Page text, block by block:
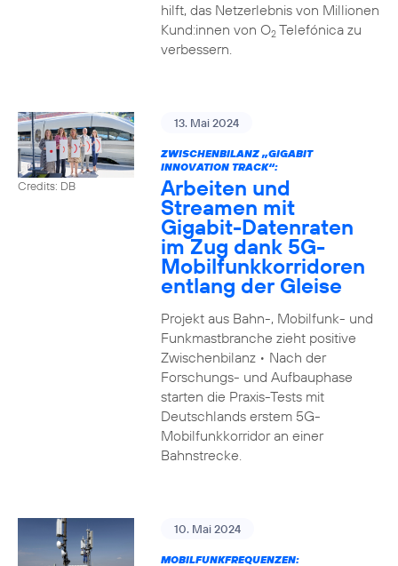
hilft, das Netzerlebnis von Millionen
Kund:innen von O2Telefónica zu
verbessern.
Credits: DB
13. Mai 2024
ZWISCHENBILANZ „GIGABIT
INNOVATION TRACK“:
Arbeiten und
Streamen mit
Gigabit-Datenraten
im Zug dank 5G-
Mobilfunkkorridoren
entlang der Gleise
Projekt aus Bahn-, Mobilfunk- und
Funkmastbranche zieht positive
Zwischenbilanz • Nach der
Forschungs- und Aufbauphase
starten die Praxis-Tests mit
Deutschlands erstem 5G-
Mobilfunkkorridor an einer
Bahnstrecke.
10. Mai 2024
MOBILFUNKFREQUENZEN: